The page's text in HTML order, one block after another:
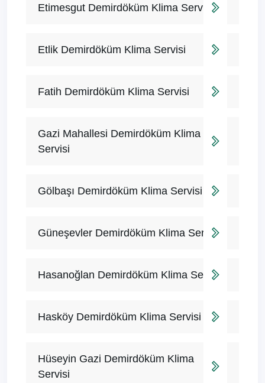
Etimesgut Demirdöküm Klima Servisi
Etlik Demirdöküm Klima Servisi
Fatih Demirdöküm Klima Servisi
Gazi Mahallesi Demirdöküm Klima
Servisi
Gölbaşı Demirdöküm Klima Servisi
Güneşevler Demirdöküm Klima Servisi
Hasanoğlan Demirdöküm Klima Servisi
Hasköy Demirdöküm Klima Servisi
Hüseyin Gazi Demirdöküm Klima
Servisi